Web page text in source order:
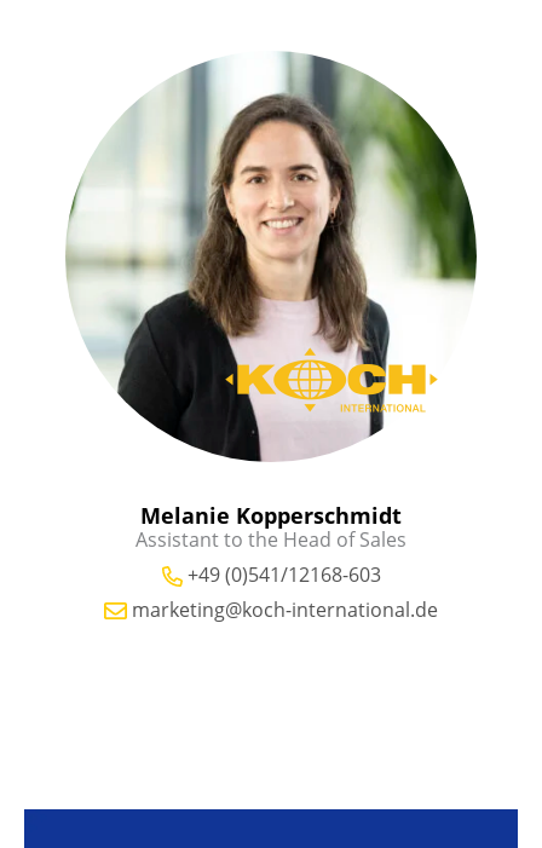
Melanie Kopperschmidt
Assistant to the Head of Sales
+49 (0)541/12168-603
marketing@koch-international.de